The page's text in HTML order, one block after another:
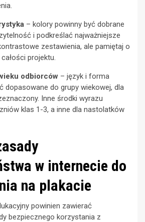
– kolory powinny być dobrane
i podkreślać najważniejsze
zestawienia, ale pamiętaj o
projektu.
odbiorców – język i forma
dopasowane do grupy wiekowej, dla
Inne środki wyrazu
klas 1-3, a inne dla nastolatków
w internecie do
na plakacie
powinien zawierać
bezpiecznego korzystania z